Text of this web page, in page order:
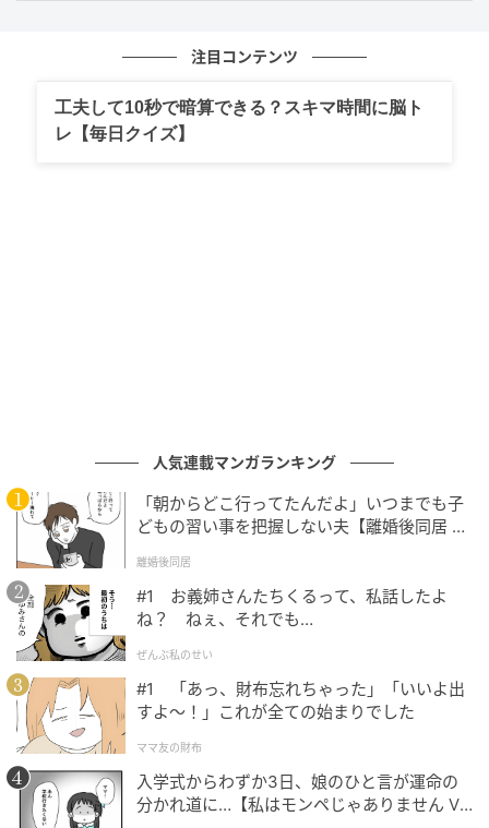
注目コンテンツ
工夫して10秒で暗算できる？スキマ時間に脳ト
レ【毎日クイズ】
人気連載マンガランキング
「朝からどこ行ってたんだよ」いつまでも子
どもの習い事を把握しない夫【離婚後同居 Vo
離婚後同居
#1 お義姉さんたちくるって、私話したよ
ね？ ねぇ、それでも…
ぜんぶ私のせい
#1 「あっ、財布忘れちゃった」「いいよ出
すよ〜！」これが全ての始まりでした
ママ友の財布
入学式からわずか3日、娘のひと言が運命の
分かれ道に…【私はモンペじゃありません Vo